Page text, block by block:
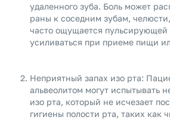
удаленного зуба. Боль может
раны к соседним зубам,
часто ощущается
усиливаться при приеме пищи
Неприятный запах изо рта:
альвеолитом могут испытывать
изо рта, который не исчезает
гигиены полости рта, таких как